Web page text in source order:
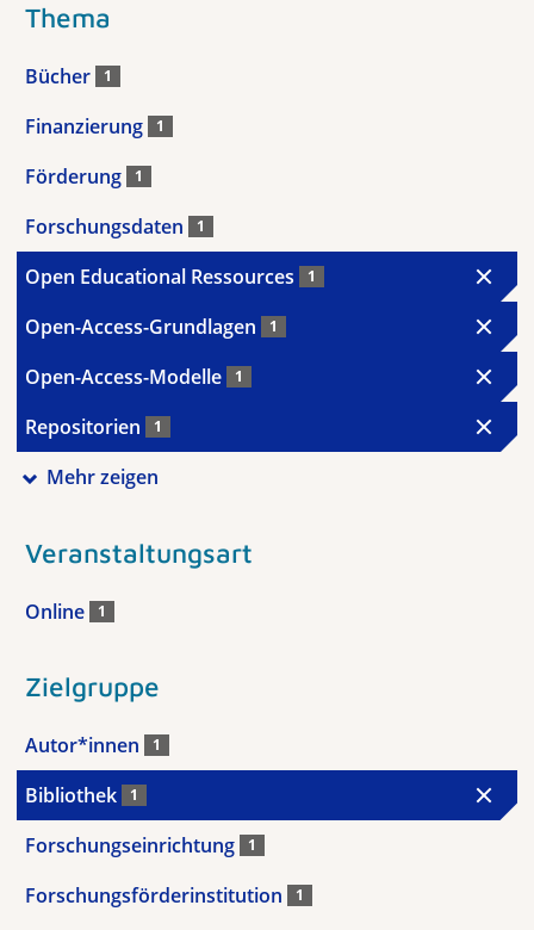
Thema
Bücher 1
Finanzierung 1
Förderung 1
Forschungsdaten 1
Open Educational Ressources 1
Open-Access-Grundlagen 1
Open-Access-Modelle 1
Repositorien 1
Mehr zeigen
Veranstaltungsart
Online 1
Zielgruppe
Autor*innen 1
Bibliothek 1
Forschungseinrichtung 1
Forschungsförderinstitution 1